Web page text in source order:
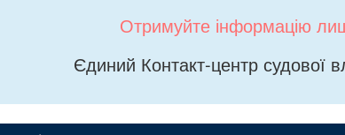
Отримуйте інформацію
Єдиний Контакт-центр судової